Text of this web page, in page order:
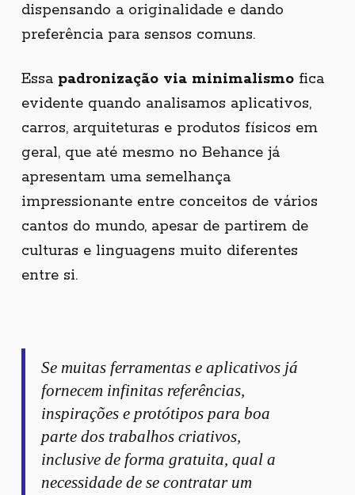
dispensando a originalidade e dando
preferência para sensos comuns.
Essa padronização via minimalismofica
evidente quando analisamos aplicativos,
carros, arquiteturas e produtos físicos em
geral, que até mesmo no Behance já
apresentam uma semelhança
impressionante entre conceitos de vários
cantos do mundo, apesar de partirem de
culturas e linguagens muito diferentes
entre si.
Se muitas ferramentas e aplicativos já
fornecem infinitas referências,
inspirações e protótipos para boa
parte dos trabalhos criativos,
inclusive de forma gratuita, qual a
necessidade de se contratar um